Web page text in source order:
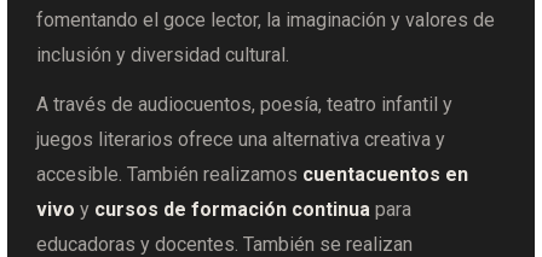
fomentando el goce lector, la imaginación y valores de
inclusión y diversidad cultural.
A través de audiocuentos, poesía, teatro infantil y
juegos literarios ofrece una alternativa creativa y
accesible. También realizamos cuentacuentos en
vivo y cursos de formación continua para
educadoras y docentes. También se realizan